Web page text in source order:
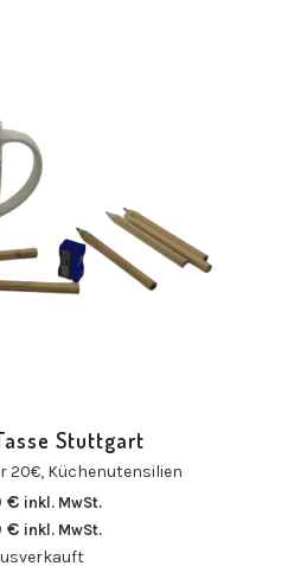
Stuttgart
20€, Küchenutensilien
€ inkl. MwSt.
€ inkl. MwSt.